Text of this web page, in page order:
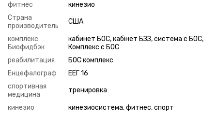
фитнес
кинезио
Страна
производитель
США
комплекс
Биофидбэк
кабинет БОС, кабінет БЗЗ, система с БОС,
Комплекс с БОС
реабилитация
БОС комплекс
Енцефалограф
ЕЕГ 16
спортивная
медицина
тренировка
кинезио
кинезиосистема, фитнес, спорт